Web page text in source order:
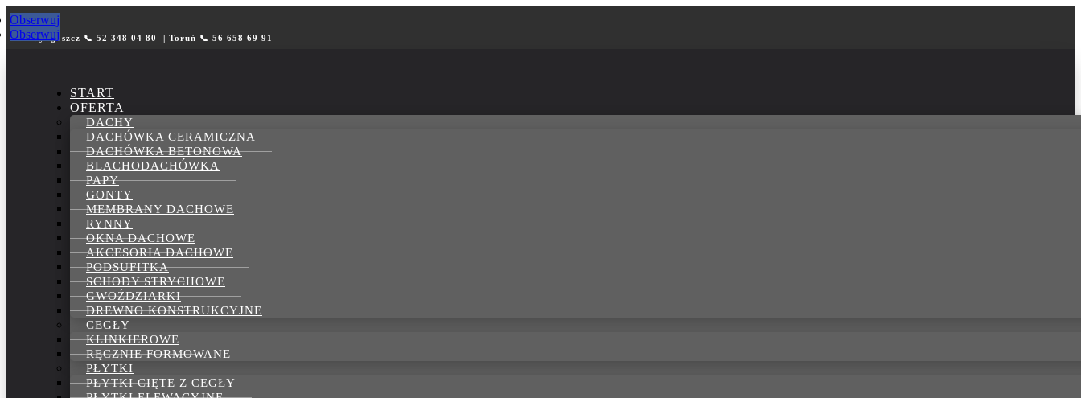
Bydgoszcz 📞 52 348 04 80 | Toruń 📞 56 658 69 91
Obserwuj
Obserwuj
START
OFERTA
DACHY
DACHÓWKA CERAMICZNA
DACHÓWKA BETONOWA
BLACHODACHÓWKA
PAPY
GONTY
MEMBRANY DACHOWE
RYNNY
OKNA DACHOWE
AKCESORIA DACHOWE
PODSUFITKA
SCHODY STRYCHOWE
GWOŹDZIARKI
DREWNO KONSTRUKCYJNE
CEGŁY
KLINKIEROWE
RĘCZNIE FORMOWANE
PŁYTKI
PŁYTKI CIĘTE Z CEGŁY